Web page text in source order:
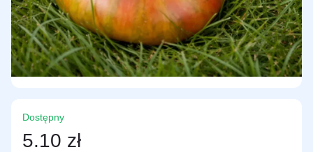
Dostępny
5.10 zł